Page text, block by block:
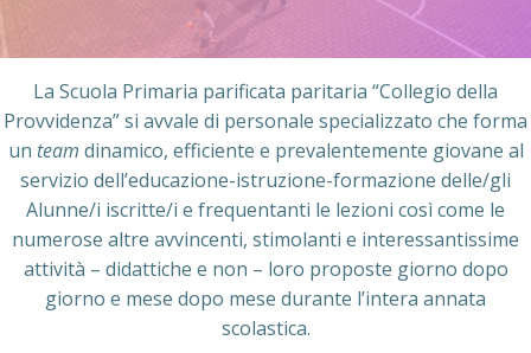
La Scuola Primaria parificata paritaria “Collegio della
Provvidenza” si avvale di personale specializzato che forma
un team dinamico, efficiente e prevalentemente giovane al
servizio dell’educazione-istruzione-formazione delle/gli
Alunne/i iscritte/i e frequentanti le lezioni così come le
numerose altre avvincenti, stimolanti e interessantissime
attività – didattiche e non – loro proposte giorno dopo
giorno e mese dopo mese durante l’intera annata
scolastica.